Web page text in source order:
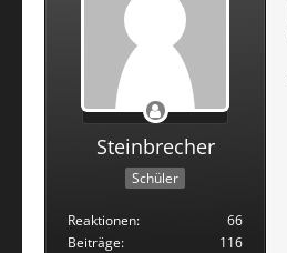
Steinbrecher
Schüler
Reaktionen
66
Beiträge
116